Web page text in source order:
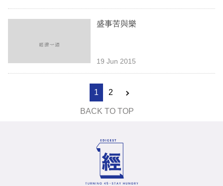
盛事苦與樂
19 Jun 2015
1 2
BACK TO TOP